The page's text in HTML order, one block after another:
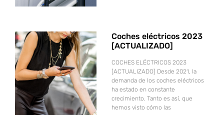
Coches eléctricos 2023
[ACTUALIZADO]
COCHES ELÉCTRICOS 2023
[ACTUALIZADO] Desde 2021, la
demanda de los coches eléctricos
ha estado en constante
crecimiento. Tanto es así, que
hemos visto cómo las